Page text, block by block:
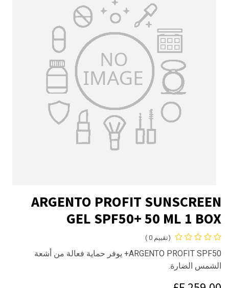
ARGENTO PROFIT SUNSCREEN
GEL SPF50+ 50 ML 1 BOX
(تقييم 0 )
ARGENTO PROFIT SPF50+ يوفر حماية فعالة من أشعة
الشمس الضارة.